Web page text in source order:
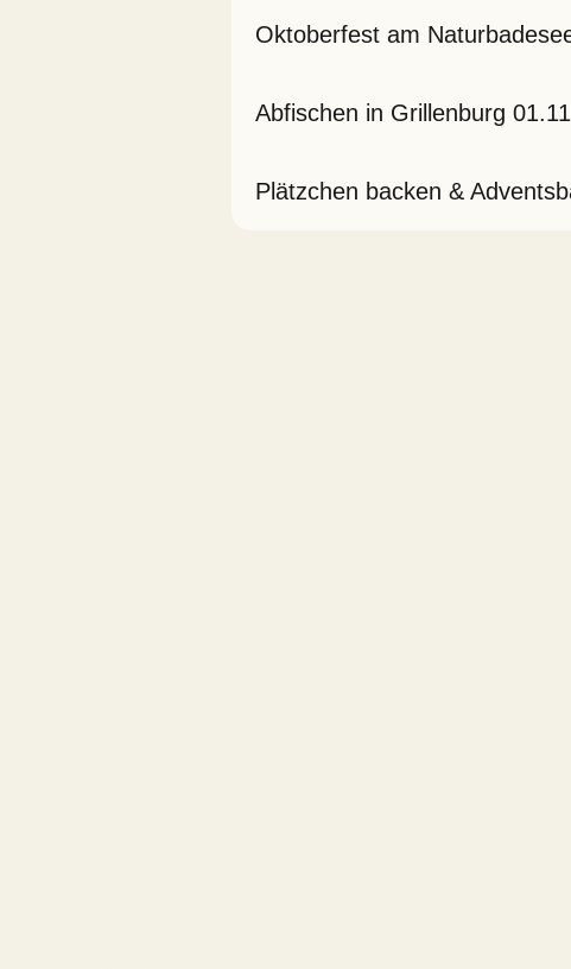
Oktoberfest am
Abfischen in Grillenburg
Plätzchen backen &